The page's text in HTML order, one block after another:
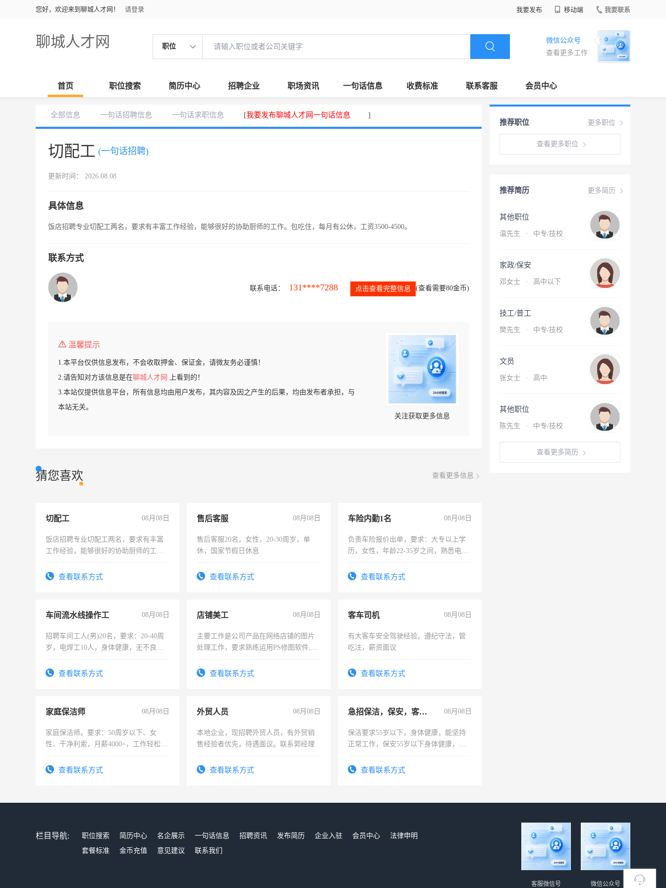
您好，欢迎来到聊城人才网！ 请登录 我要发布 移动端 我要联系
聊城人才网 职位
微信公众号
查看更多工作
首页 职位搜索 简历中心 招聘企业 职场资讯 一句话信息 收费标准 联系客服 会员中心
全部信息 一句话招聘信息 一句话求职信息 [我要发布聊城人才网一句话信息 ]
切配工 (一句话招聘)
更新时间： 2026.08.08
具体信息
饭店招聘专业切配工两名，要求有丰富工作经验，能够很好的协助厨师的工作。包吃住，每月有公休，工资3500-4500。
联系方式
联系电话： 131****7288 点击查看完整信息 (查看需要80金币)
温馨提示
1.本平台仅供信息发布，不会收取押金、保证金，请微友务必谨慎！
2.请告知对方该信息是在聊城人才网
上看到的！
3.本站仅提供信息平台，所有信息均由用户发布，其内容及因之产生的后果，均由发布者承担，与
本站无关。
关注获取更多信息
猜您喜欢 查看更多信息
切配工 08月08日
饭店招聘专业切配工两名，要求有丰富
工作经验，能够很好的协助厨师的工
4500。查看联系方式
售后客服 08月08日
售后客服20名，女性，20-30周岁，单
休，国家节假日休息
查看联系方式
车险内勤1名 08月08日
负责车险报价出单，要求：大专以上学
历，女性，年龄22-35岁之间，熟悉电脑
试用期1-3个月，转正后交纳五险，
查看联系方式
车间流水线操作工 08月08日
招聘车间工人(男)20名，要求：20-40周
岁，电焊工10人，身体健康，无不良嗜
宿，免费发放劳保用品，两班倒，每月
查看联系方式
店铺美工 08月08日
主要工作是公司产品在网络店铺的图片
处理工作，要求熟练运用PS修图软件,工
查看联系方式
客车司机 08月08日
有大客车安全驾驶经验，遵纪守法，管
吃注，薪资面议
查看联系方式
家庭保洁师 08月08日
家庭保洁师。要求：50周岁以下、女
性、干净利索，月薪4000+，工作轻松，
太太等。查看联系方式
外贸人员 08月08日
本地企业，现招聘外贸人员，有外贸销
售经验者优先，待遇面议。联系郭经理
查看联系方式
急招保洁，保安，客服，工程 08月08日
保洁要求55岁以下，身体健康，能坚持
正常工作，保安55岁以下身体健康，有
录，客服要求45岁以下高中以上文化，
查看联系方式
更多职位
推荐职位
查看更多职位
更多简历
推荐简历
其他职位
温先生 · 中专/技校
家政/保安
邓女士 · 高中以下
技工/普工
樊先生 · 中专/技校
文员
张女士 · 高中
其他职位
陈先生 · 中专/技校
查看更多简历
栏目导航: 职位搜索 简历中心 名企展示 一句话信息 招聘资讯 发布简历 企业入驻 会员中心
法律申明
套餐标准
金币充值 意见建议 联系我们
微信公众号
客服微信号